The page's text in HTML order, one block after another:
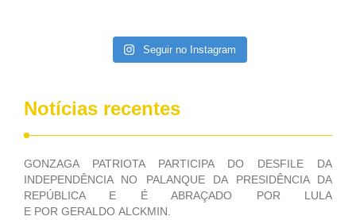
Seguir no Instagram
Notícias recentes
GONZAGA PATRIOTA PARTICIPA DO DESFILE DA
INDEPENDÊNCIA NO PALANQUE DA PRESIDÊNCIA DA
REPÚBLICA E É ABRAÇADO POR LULA
E POR GERALDO ALCKMIN.